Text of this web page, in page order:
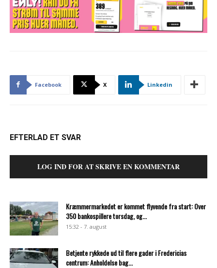
Facebook X Linkedin
EFTERLAD ET SVAR
LOG IND FOR AT SKRIVE EN KOMMENTAR
Kræmmermarkedet er kommet flyvende fra start: Over
350 bankospillere torsdag, og...
15:32 - 7. august
Betjente rykkede ud til flere gader i Fredericias
centrum: Anholdelse bag...